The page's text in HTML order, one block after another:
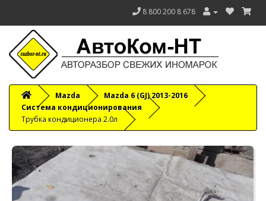
8 800 200 8 678
Mazda
Mazda 6 (GJ) 2013-2016
Система кондиционирования
Трубка кондиционера 2.0л